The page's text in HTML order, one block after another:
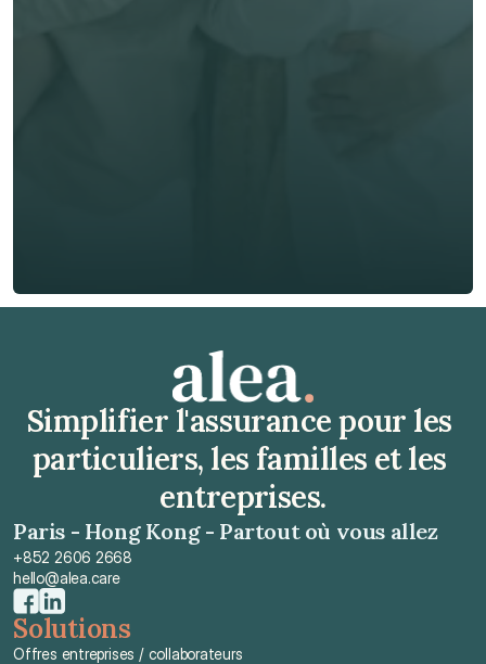
Obtenir un devis gratuit
Simplifier l'assurance pour les
particuliers, les familles et les
entreprises.
Paris - Hong Kong - Partout où vous allez
+852 2606 2668
hello@alea.care
Solutions
Offres entreprises / collaborateurs